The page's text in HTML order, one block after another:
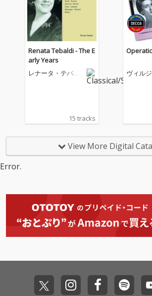
Renata Tebaldi - The E
arly Years
レナータ・テバル
15 tracks
ヴィル
View More Digital
Error.